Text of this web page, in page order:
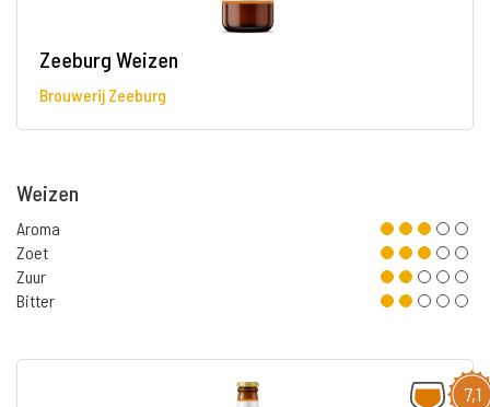
Zeeburg Weizen
Brouwerij Zeeburg
Weizen
Aroma
Zoet
Zuur
Bitter
7,1